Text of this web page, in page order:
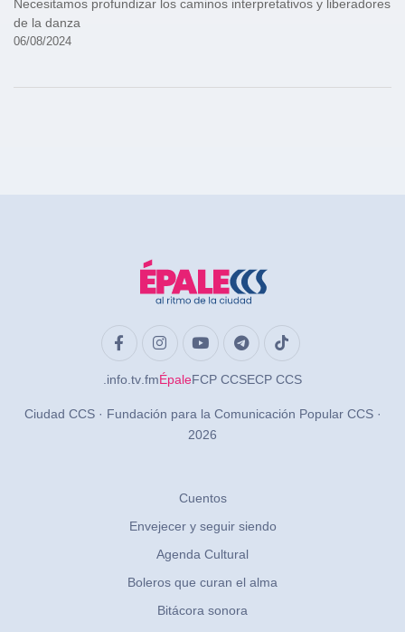
Necesitamos profundizar los caminos interpretativos y liberadores
de la danza
06/08/2024
.info .tv .fmÉpaleFCP CCSECP CCS
Ciudad CCS · Fundación para la Comunicación Popular CCS ·
2026
Cuentos
Envejecer y seguir siendo
Agenda Cultural
Boleros que curan el alma
Bitácora sonora